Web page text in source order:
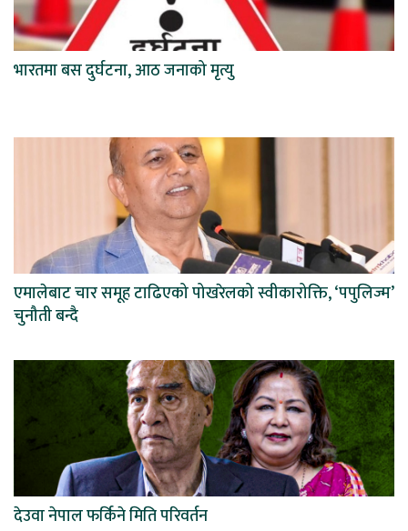
भारतमा बस दुर्घटना, आठ जनाको मृत्यु
एमालेबाट चार समूह टाढिएको पोखरेलको स्वीकारोक्ति, ‘पपुलिज्म’
चुनौती बन्दै
देउवा नेपाल फर्किने मिति परिवर्तन